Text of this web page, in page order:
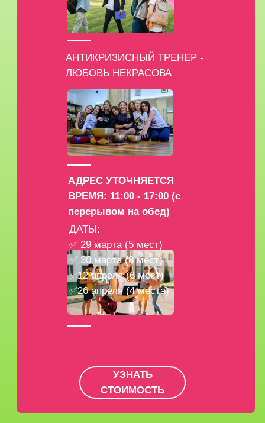
АДРЕС УТОЧНЯЕТСЯ
ВРЕМЯ: 11:00 - 17:00 (с
перерывом на обед)
ДАТЫ:
✅ 29 марта (5 мест)
✅ 30 марта (8 мест)
✅12 апреля (6 мест)
✅26 апреля (4 места)
АНТИКРИЗИСНЫЙ ТРЕНЕР -
ЛЮБОВЬ НЕКРАСОВА
УЗНАТЬ
СТОИМОСТЬ